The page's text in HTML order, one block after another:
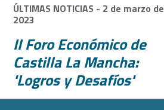
ÚLTIMAS NOTICIAS - 2 de marzo de
2023
II Foro Económico de
Castilla La Mancha:
'Logros y Desafíos'